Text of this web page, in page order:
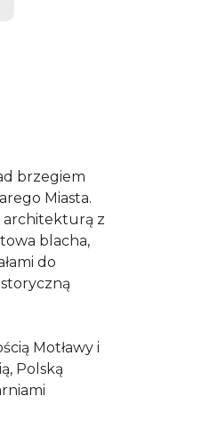
brzegiem
Miasta.
architekturą z
blacha,
do
Motławy i
Polską